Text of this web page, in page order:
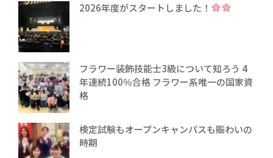
2026年度がスタートしました！
フラワー装飾技能士3級について知ろう 4
年連続100％合格 フラワー系唯一の国家資
格
検定試験もオープンキャンパスも賑わいの
時期